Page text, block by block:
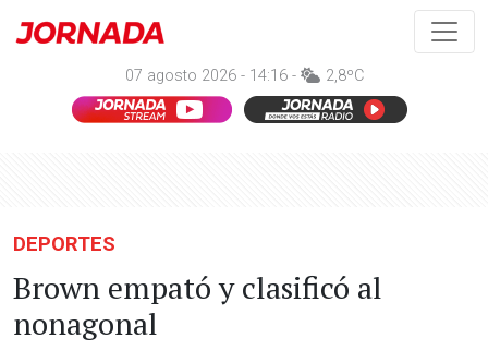
07 agosto 2026 - 14:16 - 2,8ºC
DEPORTES
Brown empató y clasificó al
nonagonal